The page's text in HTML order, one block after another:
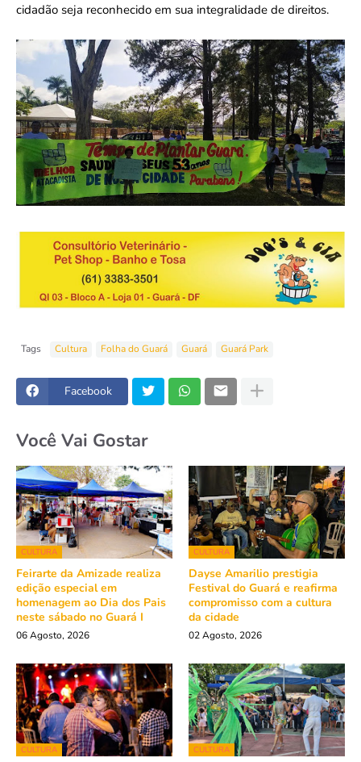
cidadão seja reconhecido em sua integralidade de direitos.
Tags Cultura Folha do Guará Guará Guará Park
Facebook
Você Vai Gostar
CULTURA
Feirarte da Amizade realiza
edição especial em
homenagem ao Dia dos Pais
neste sábado no Guará I
06 Agosto, 2026
CULTURA
Dayse Amarilio prestigia
Festival do Guará e reafirma
compromisso com a cultura
da cidade
02 Agosto, 2026
CULTURA CULTURA